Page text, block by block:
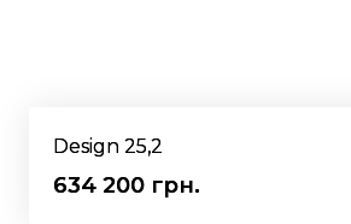
Design 25,2
634 200 грн.